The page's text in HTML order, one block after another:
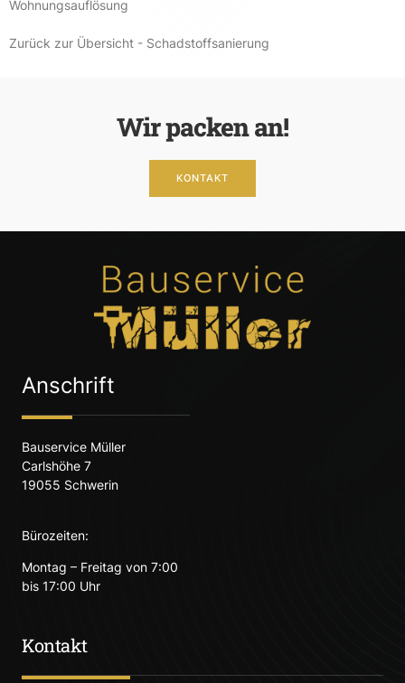
Wohnungsauflösung
Zurück zur Übersicht - Schadstoffsanierung
Wir packen an!
KONTAKT
Anschrift
Bauservice Müller
Carlshöhe 7
19055 Schwerin
Bürozeiten:
Montag – Freitag von 7:00
bis 17:00 Uhr
Kontakt